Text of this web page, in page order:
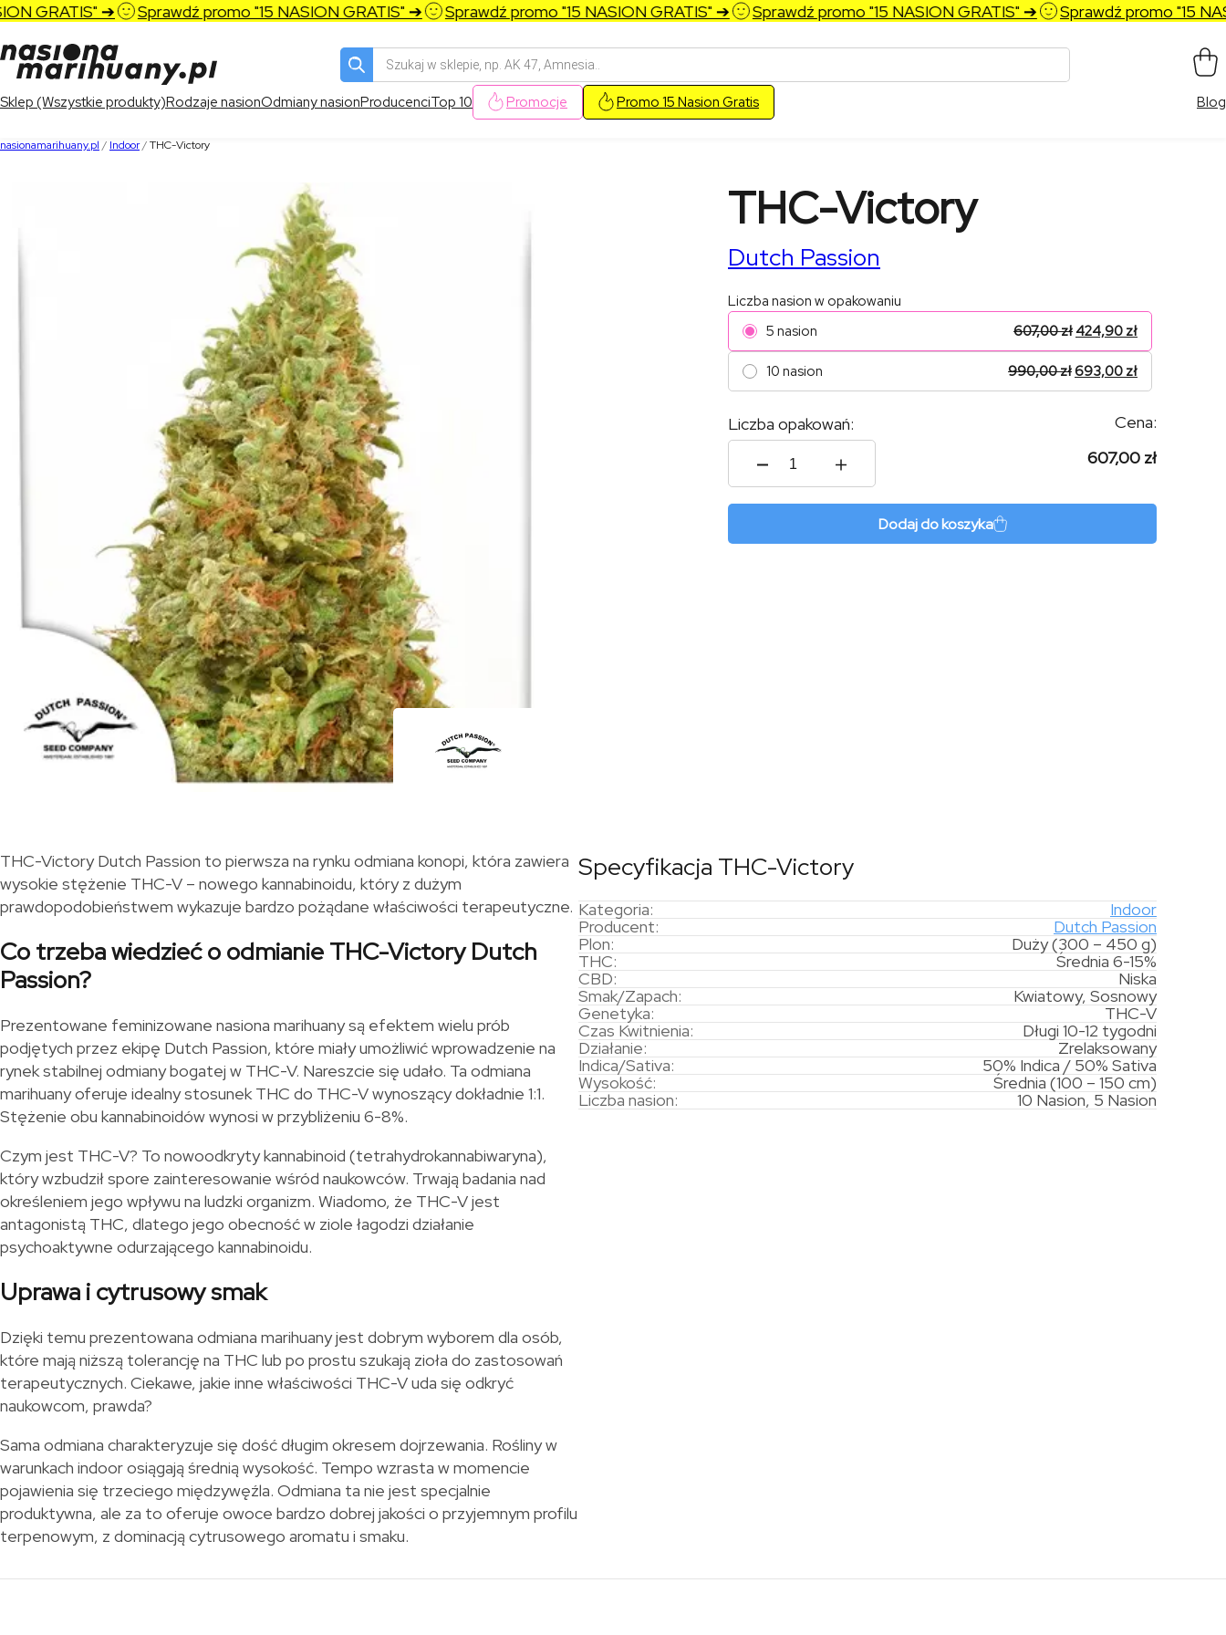
GRATIS" ➔ Sprawdź promo "15 NASION GRATIS" ➔ Sprawdź promo "15 NASION GRATIS" ➔ Sprawdź promo "15 NASION GRATIS" ➔ Sprawdź promo "15
Wyszukiwarka
produktów
Sklep (Wszystkie produkty)Rodzaje nasionOdmiany nasionProducenciTop 10 Promocje Promo 15 Nasion Gratis Blog
nasionamarihuany.pl / Indoor/THC-Victory
THC-Victory
Dutch Passion
Liczba nasion w opakowaniu
5 nasion
607,00zł424,90 zł
10 nasion 990,00zł693,00 zł
Liczba opakowań:
ilość
THC-
Victory
Cena:
607,00 zł
Dodaj do koszyka
Specyfikacja THC-Victory
Kategoria:
Indoor
Producent:
Dutch Passion
Plon:
Duży (300 – 450 g)
THC:
Średnia 6-15%
CBD:
Niska
Smak/Zapach:
Kwiatowy, Sosnowy
Genetyka:
THC-V
Czas Kwitnienia:
Długi 10-12 tygodni
Działanie:
Zrelaksowany
Indica/Sativa:
50% Indica / 50% Sativa
Wysokość:
Średnia (100 – 150 cm)
Liczba nasion:
10 Nasion, 5 Nasion
THC-Victory Dutch Passion to pierwsza na rynku odmiana konopi, która zawiera
wysokie stężenie THC-V – nowego kannabinoidu, który z dużym
prawdopodobieństwem wykazuje bardzo pożądane właściwości terapeutyczne.
Co trzeba wiedzieć o odmianie THC-Victory Dutch
Passion?
Prezentowane feminizowane nasiona marihuany są efektem wielu prób
podjętych przez ekipę Dutch Passion, które miały umożliwić wprowadzenie na
rynek stabilnej odmiany bogatej w THC-V. Nareszcie się udało. Ta odmiana
marihuany oferuje idealny stosunek THC do THC-V wynoszący dokładnie 1:1.
Stężenie obu kannabinoidów wynosi w przybliżeniu 6-8%.
Czym jest THC-V? To nowoodkryty kannabinoid (tetrahydrokannabiwaryna),
który wzbudził spore zainteresowanie wśród naukowców. Trwają badania nad
określeniem jego wpływu na ludzki organizm. Wiadomo, że THC-V jest
antagonistą THC, dlatego jego obecność w ziole łagodzi działanie
psychoaktywne odurzającego kannabinoidu.
Uprawa i cytrusowy smak
Dzięki temu prezentowana odmiana marihuany jest dobrym wyborem dla osób,
które mają niższą tolerancję na THC lub po prostu szukają zioła do zastosowań
terapeutycznych. Ciekawe, jakie inne właściwości THC-V uda się odkryć
naukowcom, prawda?
Sama odmiana charakteryzuje się dość długim okresem dojrzewania. Rośliny w
warunkach indoor osiągają średnią wysokość. Tempo wzrasta w momencie
pojawienia się trzeciego międzywęźla. Odmiana ta nie jest specjalnie
produktywna, ale za to oferuje owoce bardzo dobrej jakości o przyjemnym profilu
terpenowym, z dominacją cytrusowego aromatu i smaku.